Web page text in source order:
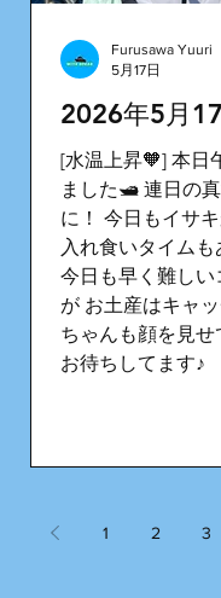
2026年5月
[水温上昇🧡] 本日
ました🛥️ 連日の真
に！ 今日もイサ
入れ食いタイムも
今日も早く難しい
が お土産はキャ
ちゃんも顔を見せ
お待ちしてます♪
Furusawa Yuuri
5月17日
1 2 3